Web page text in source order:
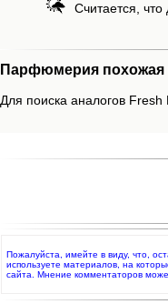
Считается,
Парфюмерия похожая
Для поиска аналогов Fresh
Пожалуйста, имейте в виду, что,
используете материалов, на
сайта. Мнение комментаторов